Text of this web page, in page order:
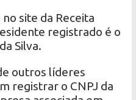
site da Receita
registrado é o
Silva.
outros líderes
registrar o CNPJ da